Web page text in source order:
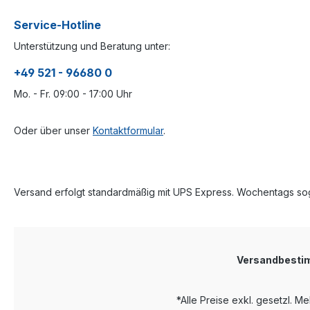
Service-Hotline
Unterstützung und Beratung unter:
+49 521 - 96680 0
Mo. - Fr. 09:00 - 17:00 Uhr
Oder über unser Kontaktformular.
Versand erfolgt standardmäßig mit UPS Express. Wochentags
*Alle Preise exkl. gesetzl.